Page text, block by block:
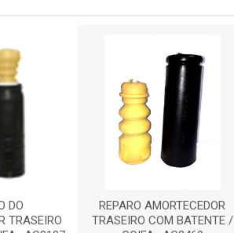
DO
TRASEIRO
REPARO AMORTECEDOR
TRASEIRO COM BATENTE /